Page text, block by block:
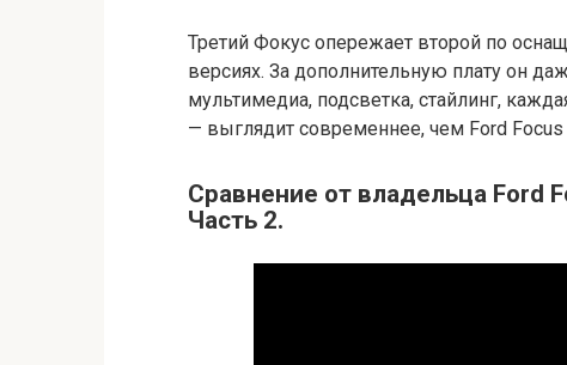
Третий Фокус опережает второй по
версиях. За дополнительную плату он
мультимедиа, подсветка, стайлинг,
— выглядит современнее, чем Ford Focus
Сравнение от владельца Ford
Часть 2.